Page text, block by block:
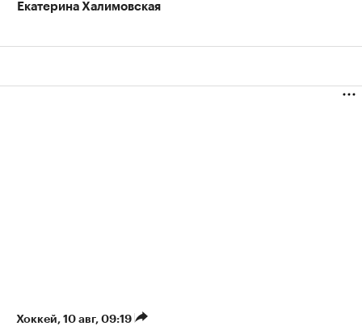
Екатерина Халимовская
Хоккей⁠, 10 авг, 09:19